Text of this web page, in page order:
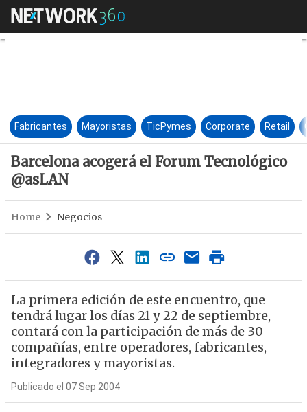
Barcelona acogerá el Forum
Fabricantes Mayoristas TicPymes Corporate Retail
Barcelona acogerá el Forum Tecnológico
@asLAN
Home Negocios
La primera edición de este encuentro, que
tendrá lugar los días 21 y 22 de septiembre,
contará con la participación de más de 30
compañías, entre operadores, fabricantes,
integradores y mayoristas.
Publicado el 07 Sep 2004